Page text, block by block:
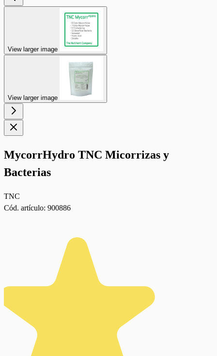
View larger image
View larger image
MycorrHydro TNC Micorrizas y
Bacterias
TNC
Cód. artículo: 900886